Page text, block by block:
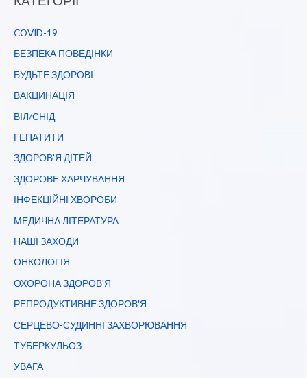
COVID-19
БЕЗПЕКА ПОВЕДІНКИ
БУДЬТЕ ЗДОРОВІ
ВАКЦИНАЦІЯ
ВІЛ/СНІД
ГЕПАТИТИ
ЗДОРОВ'Я ДІТЕЙ
ЗДОРОВЕ ХАРЧУВАННЯ
ІНФЕКЦІЙНІ ХВОРОБИ
МЕДИЧНА ЛІТЕРАТУРА
НАШІ ЗАХОДИ
ОНКОЛОГІЯ
ОХОРОНА ЗДОРОВ'Я
РЕПРОДУКТИВНЕ ЗДОРОВ'Я
СЕРЦЕВО-СУДИННІ ЗАХВОРЮВАННЯ
ТУБЕРКУЛЬОЗ
УВАГА